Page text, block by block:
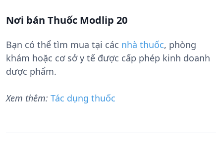
Nơi bán Thuốc Modlip 20
Bạn có thể tìm mua tại các nhà thuốc, phòng
khám hoặc cơ sở y tế được cấp phép kinh doanh
dược phẩm.
Xem thêm: Tác dụng thuốc